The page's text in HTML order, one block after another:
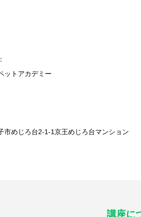
トアカデミー
市めじろ台2-1-1京王めじろ台マンション
講座に